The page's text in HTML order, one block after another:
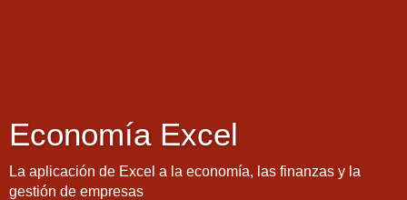
Economía Excel
La aplicación de Excel a la economía, las finanzas y la
gestión de empresas